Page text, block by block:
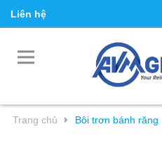
Liên hệ
Trang chủ Bôi trơn bánh răng